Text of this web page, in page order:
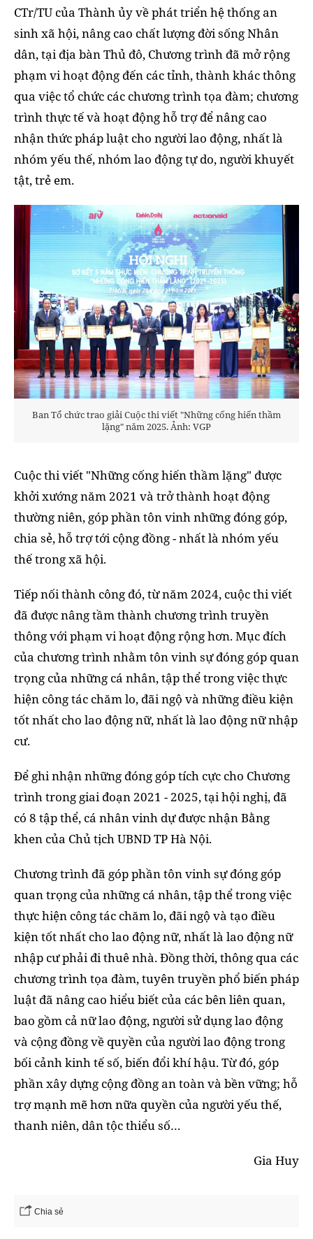
CTr/TU của Thành ủy về phát triển hệ thống an
sinh xã hội, nâng cao chất lượng đời sống Nhân
dân, tại địa bàn Thủ đô, Chương trình đã mở rộng
phạm vi hoạt động đến các tỉnh, thành khác thông
qua việc tổ chức các chương trình tọa đàm; chương
trình thực tế và hoạt động hỗ trợ để nâng cao
nhận thức pháp luật cho người lao động, nhất là
nhóm yếu thế, nhóm lao động tự do, người khuyết
tật, trẻ em.
Ban Tổ chức trao giải Cuộc thi viết "Những cống hiến thầm
lặng" năm 2025. Ảnh: VGP
Cuộc thi viết "Những cống hiến thầm lặng" được
khởi xướng năm 2021 và trở thành hoạt động
thường niên, góp phần tôn vinh những đóng góp,
chia sẻ, hỗ trợ tới cộng đồng - nhất là nhóm yếu
thế trong xã hội.
Tiếp nối thành công đó, từ năm 2024, cuộc thi viết
đã được nâng tầm thành chương trình truyền
thông với phạm vi hoạt động rộng hơn. Mục đích
của chương trình nhằm tôn vinh sự đóng góp quan
trọng của những cá nhân, tập thể trong việc thực
hiện công tác chăm lo, đãi ngộ và những điều kiện
tốt nhất cho lao động nữ, nhất là lao động nữ nhập
cư.
Để ghi nhận những đóng góp tích cực cho Chương
trình trong giai đoạn 2021 - 2025, tại hội nghị, đã
có 8 tập thể, cá nhân vinh dự được nhận Bằng
khen của Chủ tịch UBND TP Hà Nội.
Chương trình đã góp phần tôn vinh sự đóng góp
quan trọng của những cá nhân, tập thể trong việc
thực hiện công tác chăm lo, đãi ngộ và tạo điều
kiện tốt nhất cho lao động nữ, nhất là lao động nữ
nhập cư phải đi thuê nhà. Đồng thời, thông qua các
chương trình tọa đàm, tuyên truyền phổ biến pháp
luật đã nâng cao hiểu biết của các bên liên quan,
bao gồm cả nữ lao động, người sử dụng lao động
và cộng đồng về quyền của người lao động trong
bối cảnh kinh tế số, biến đổi khí hậu. Từ đó, góp
phần xây dựng cộng đồng an toàn và bền vững; hỗ
trợ mạnh mẽ hơn nữa quyền của người yếu thế,
thanh niên, dân tộc thiểu số…
Gia Huy
Chia sẻ